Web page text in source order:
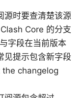
源时要查清楚该源
Core 的分支
字段在当前版本
见提示包含新字段
the changelog